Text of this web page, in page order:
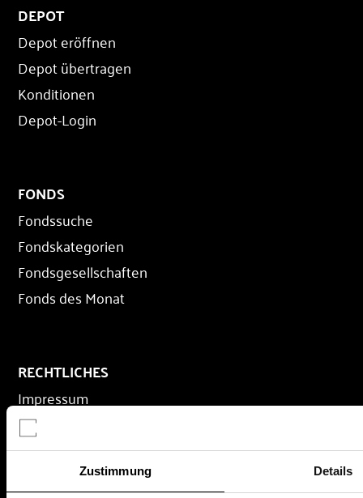
Zustimmung Details
DEPOT
Depot eröffnen
Depot übertragen
Konditionen
Depot-Login
FONDS
Fondssuche
Fondskategorien
Fondsgesellschaften
Fonds des Monat
RECHTLICHES
Impressum
Datenschutz
AGB
Nutzungsbedingungen